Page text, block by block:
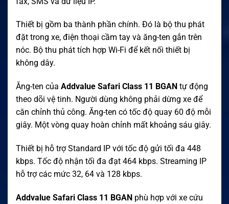
Thiết bị gồm ba thành phần chính. Đó là bộ thu phát
đặt trong xe, điện thoại cầm tay và ăng-ten gắn trên
nóc. Bộ thu phát tích hợp Wi-Fi để kết nối thiết bị
không dây.
Ăng-ten của Addvalue Safari Class 11 BGAN tự động
theo dõi vệ tinh. Người dùng không phải dừng xe để
căn chỉnh thủ công. Ăng-ten có tốc độ quay 60 độ mỗi
giây. Một vòng quay hoàn chỉnh mất khoảng sáu giây.
Thiết bị hỗ trợ Standard IP với tốc độ gửi tối đa 448
kbps. Tốc độ nhận tối đa đạt 464 kbps. Streaming IP
hỗ trợ các mức 32, 64 và 128 kbps.
Addvalue Safari Class 11 BGAN phù hợp với xe cứu